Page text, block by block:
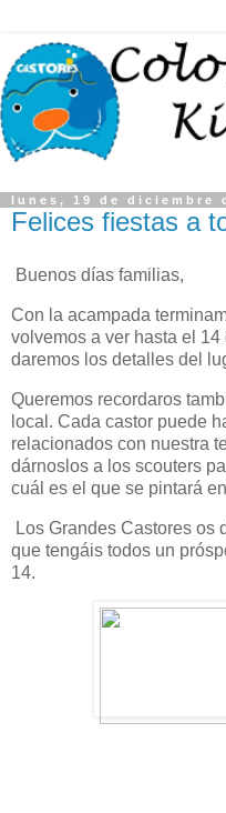
lunes, 19 de diciembre
Felices fiestas a
Buenos días familias,
Con la acampada
volvemos a ver hasta el
daremos los detalles del
Queremos recordaros
local. Cada castor puede
relacionados con nuestra
dárnoslos a los scouters
cuál es el que se pintará
Los Grandes Castores os
que tengáis todos un
14.